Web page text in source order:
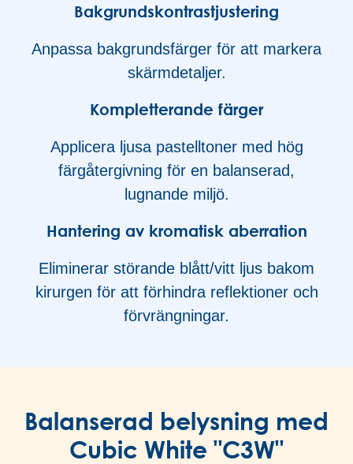
Bakgrundskontrastjustering
Anpassa bakgrundsfärger för att markera
skärmdetaljer.
Kompletterande färger
Applicera ljusa pastelltoner med hög
färgåtergivning för en balanserad,
lugnande miljö.
Hantering av kromatisk aberration
Eliminerar störande blått/vitt ljus bakom
kirurgen för att förhindra reflektioner och
förvrängningar.
Balanserad belysning med
Cubic White "C3W"